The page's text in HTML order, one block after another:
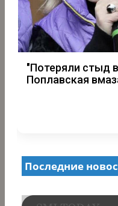
"Потеряли стыд
Поплавская